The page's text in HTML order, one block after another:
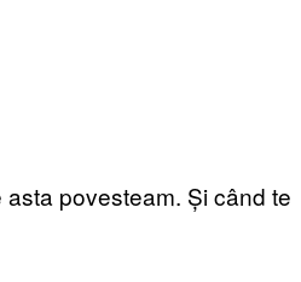
povesteam. Și când te